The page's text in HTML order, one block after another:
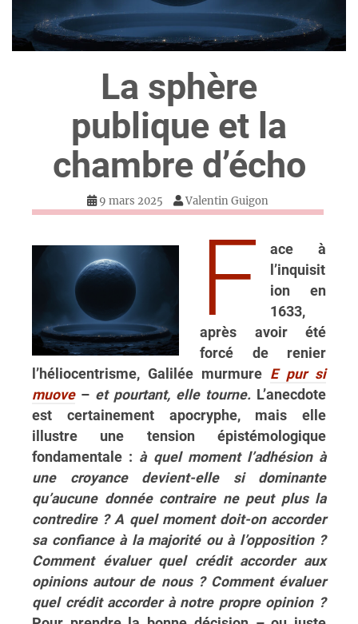
La sphère
publique et la
chambre d’écho
9 mars 2025 Valentin Guigon
F
ace à
l’inquisit
ion en
1633,
après avoir été
forcé de renier
l’héliocentrisme, Galilée murmure E pur si
muove– et pourtant, elle tourne. L’anecdote
est certainement apocryphe, mais elle
illustre une tension épistémologique
fondamentale : à quel moment l’adhésion à
une croyance devient-elle si dominante
qu’aucune donnée contraire ne peut plus la
contredire ? A quel moment doit-on accorder
sa confiance à la majorité ou à l’opposition ?
Comment évaluer quel crédit accorder aux
opinions autour de nous ? Comment évaluer
quel crédit accorder à notre propre opinion ?